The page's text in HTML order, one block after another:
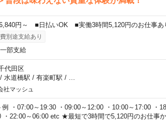
円～ ■日払いOK ■実働3時間5,120円のお仕事あ
別途支給あり
一部支給
代田区
/ 水道橋駅 / 有楽町駅 / …
社マッシュ
・07:00～19:30 ・09:00～12:00 ・10:00～17:00 ・
・22:00～06:00 etc ★最短で3時間で5,120円のお仕事